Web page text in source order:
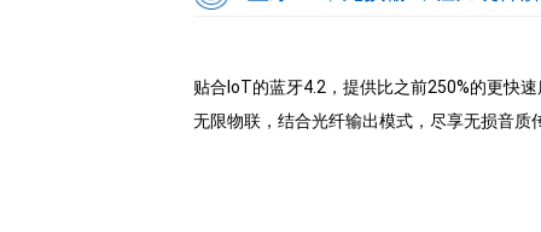
贴合loT的蓝牙4.2，提供比之前250%的更快
无限物联，结合光纤输出模式，尽享无损音质